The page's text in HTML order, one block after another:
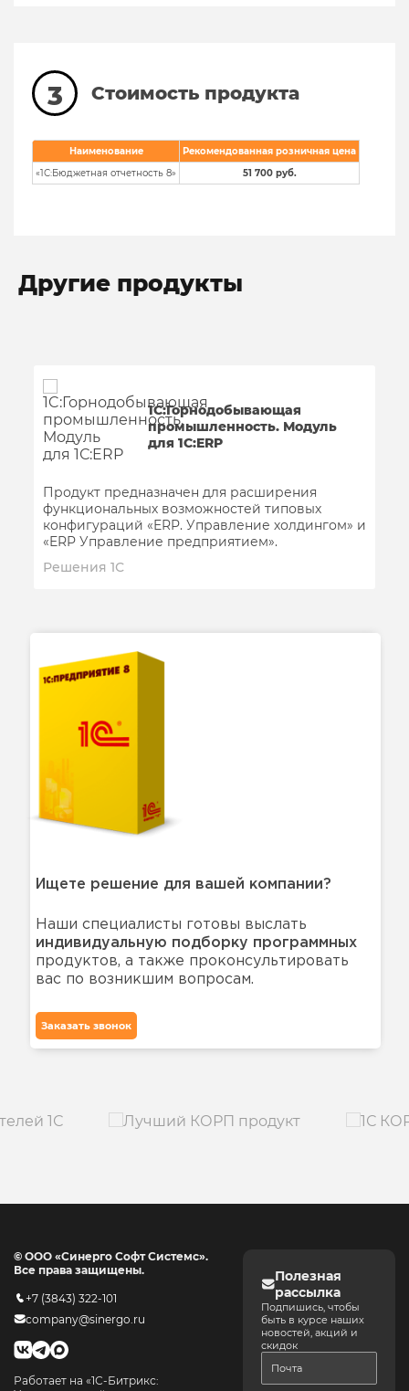
3 Стоимость продукта
Наименование
Рекомендованная розничная цена
«1С:Бюджетная отчетность 8»
51 700 руб.
Другие продукты
1C:Горнодобывающая
промышленность. Модуль
для 1С:ERP
Продукт предназначен для расширения
функциональных возможностей типовых
конфигураций «ERP. Управление холдингом» и
«ERP Управление предприятием».
Решения 1С
Ищете решение для вашей компании?
Наши специалисты готовы выслать
индивидуальную подборку программных
продуктов, а также проконсультировать
вас по возникшим вопросам.
Заказать звонок
© ООО «Синерго Софт Системс».
Все права защищены.
+7 (3843) 322-101
company@sinergo.ru
Работает на «1С-Битрикс:
Полезная
рассылка
Подпишись, чтобы
быть в курсе наших
новостей, акций и
скидок